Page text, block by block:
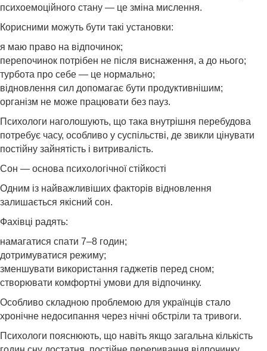
психоемоційного стану — це зміна мислення.
Корисними можуть бути такі установки:
я маю право на відпочинок;
перепочинок потрібен не після виснаження, а до нього;
турбота про себе — це нормально;
відновлення сил допомагає бути продуктивнішим;
організм не може працювати без пауз.
Психологи наголошують, що така внутрішня перебудова
потребує часу, особливо у суспільстві, де звикли цінувати
постійну зайнятість і витривалість.
Сон — основа психологічної стійкості
Одним із найважливіших факторів відновлення
залишається якісний сон.
Фахівці радять:
намагатися спати 7–8 годин;
дотримуватися режиму;
зменшувати використання гаджетів перед сном;
створювати комфортні умови для відпочинку.
Особливо складною проблемою для українців стало
хронічне недосипання через нічні обстріли та тривоги.
Психологи пояснюють, що навіть якщо загальна кількість